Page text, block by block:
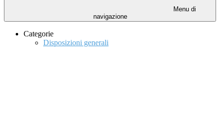
Menu di
navigazione
Categorie
Disposizioni generali